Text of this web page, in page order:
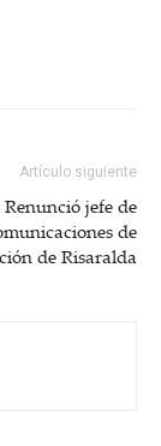
Artículo siguiente
Renunció jefe de
de
de Risaralda